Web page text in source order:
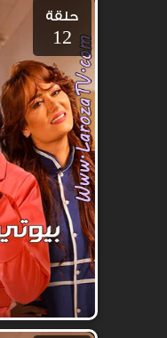
حلقة
12